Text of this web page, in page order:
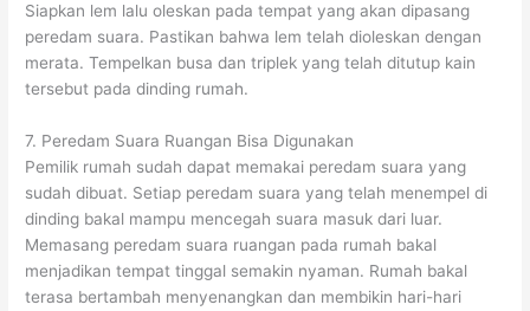
Siapkan lem lalu oleskan pada tempat yang akan dipasang
peredam suara. Pastikan bahwa lem telah dioleskan dengan
merata. Tempelkan busa dan triplek yang telah ditutup kain
tersebut pada dinding rumah.
7. Peredam Suara Ruangan Bisa Digunakan
Pemilik rumah sudah dapat memakai peredam suara yang
sudah dibuat. Setiap peredam suara yang telah menempel di
dinding bakal mampu mencegah suara masuk dari luar.
Memasang peredam suara ruangan pada rumah bakal
menjadikan tempat tinggal semakin nyaman. Rumah bakal
terasa bertambah menyenangkan dan membikin hari-hari